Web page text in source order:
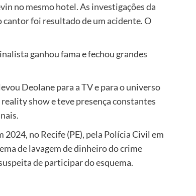
no mesmo hotel. As investigações da
foi resultado de um acidente. O
ganhou fama e fechou grandes
Deolane para a TV e para o universo
show e teve presença constantes
no Recife (PE), pela Polícia Civil em
de lavagem de dinheiro do crime
de participar do esquema.